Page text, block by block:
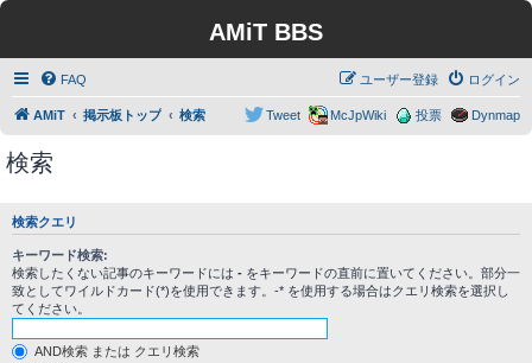
AMiT BBS
FAQ ログイン
ユーザー登録
AMiT 掲示板トップ 検索 Dynmap
投票
McJpWiki
Tweet
検索
検索クエリ
キーワード検索:
検索したくない記事のキーワードには - をキーワードの直前に置いてください。部分一
致としてワイルドカード(*)を使用できます。-* を使用する場合はクエリ検索を選択し
てください。
AND検索 または クエリ検索